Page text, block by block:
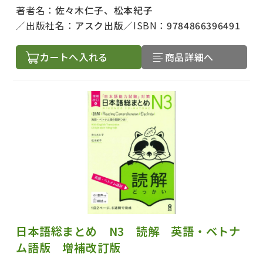
著者名： 佐々木仁子、松本紀子
出版社名： アスク出版 ISBN：9784866396491
カートへ入れる 商品詳細へ
日本語総まとめ N3 読解 英語・ベトナ
ム語版 増補改訂版